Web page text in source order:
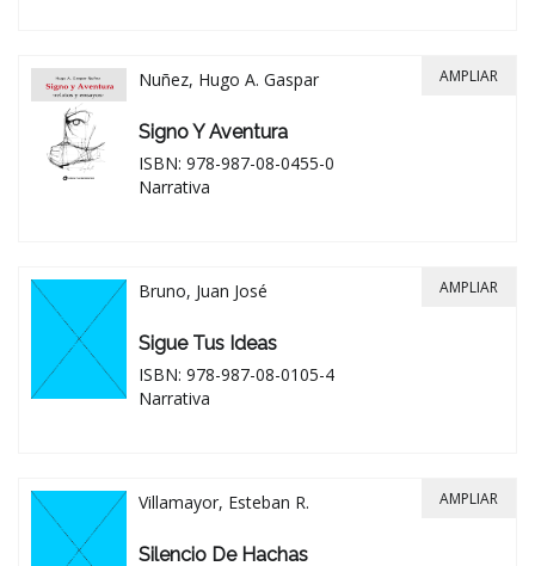
Nuñez, Hugo A. Gaspar
Signo Y Aventura
ISBN: 978-987-08-0455-0
Narrativa
AMPLIAR
Bruno, Juan José
Sigue Tus Ideas
ISBN: 978-987-08-0105-4
Narrativa
AMPLIAR
Villamayor, Esteban R.
Silencio De Hachas
AMPLIAR